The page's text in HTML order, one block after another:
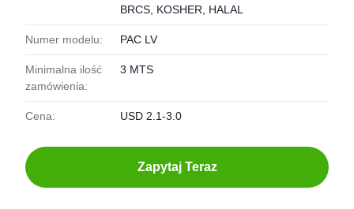
BRCS, KOSHER, HALAL
Numer modelu: PAC LV
Minimalna ilość
zamówienia:
3 MTS
Cena: USD 2.1-3.0
Zapytaj Teraz